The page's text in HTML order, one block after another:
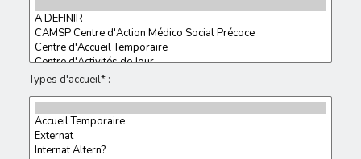
Types d'accueil* :